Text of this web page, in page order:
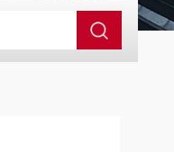
管线定位仪带GPS